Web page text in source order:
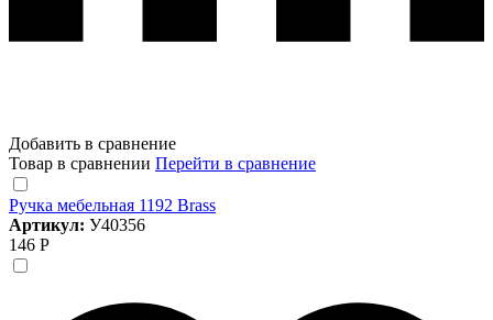
Добавить в сравнение
Товар в сравнении Перейти в сравнение
Ручка мебельная 1192 Brass
Артикул: У40356
146 Р